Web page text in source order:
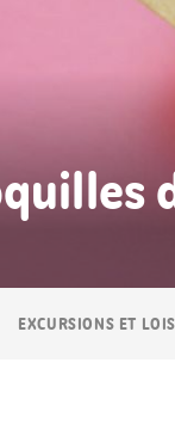
EXCURSIONS ET